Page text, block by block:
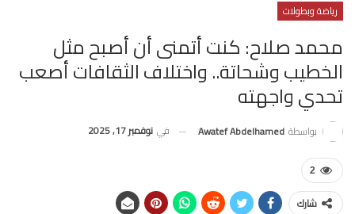
رياضة وبطولات
محمد صلاح: كنت أتمنى أن أصبح مثل
الخطيب وشحاتة.. واختلاف الثقافات أصعب
تحدي واجهته
بواسطة Awatef Abdelhamed في نوفمبر 17, 2025
2
شارك